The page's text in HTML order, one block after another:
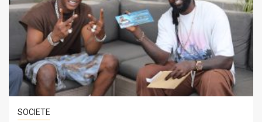
SOCIETE